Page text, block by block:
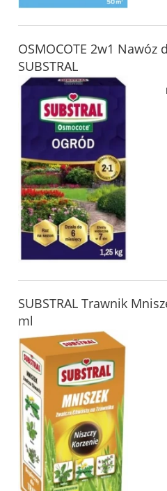
OSMOCOTE 2w1 Nawóz
SUBSTRAL
SUBSTRAL Trawnik
ml